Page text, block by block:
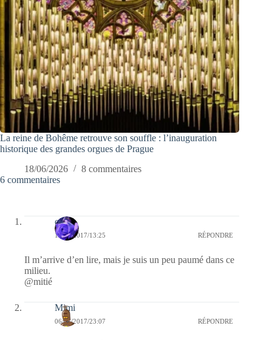
La reine de Bohême retrouve son souffle : l’inauguration
historique des grandes orgues de Prague
18/06/2026
8 commentaires
6 commentaires
covix
10/01/2017/13:25 RÉPONDRE
Il m’arrive d’en lire, mais je suis un peu paumé dans ce
milieu.
@mitié
Mimi
06/01/2017/23:07 RÉPONDRE